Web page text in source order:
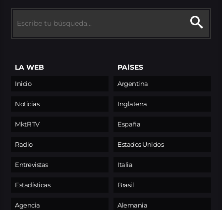
LA WEB
Inicio
Noticias
MktR TV
Radio
Entrevistas
Estadísticas
Agencia
PAÍSES
Argentina
Inglaterra
España
Estados Unidos
Italia
Brasil
Alemania